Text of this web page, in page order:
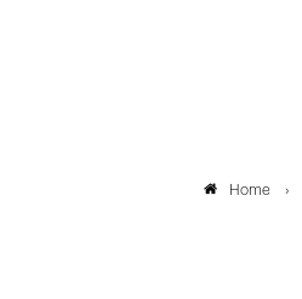
Home